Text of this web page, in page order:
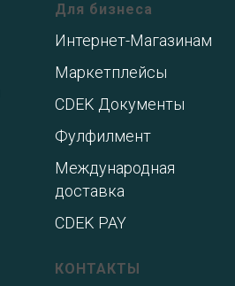
Для бизнеса
Интернет-Магазинам
Маркетплейсы
CDEK Документы
Фулфилмент
Международная
доставка
CDEK PAY
КОНТАКТЫ